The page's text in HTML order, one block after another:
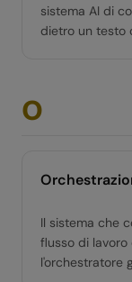
sistema AI di
dietro un testo
O
Il sistema che
flusso di lavoro
l'orchestratore